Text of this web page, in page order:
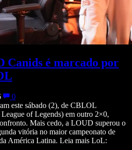
Canids é marcado por
0
este sábado (2), de CBLOL
of Legends) em outro 2×0,
Mais cedo, a LOUD superou o
vitória no maior campeonato de
América Latina. Leia mais LoL: